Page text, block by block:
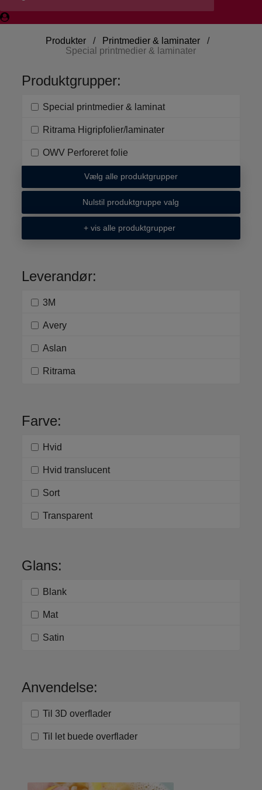
Produkter/ Printmedier & laminater/
Special printmedier & laminater
Produktgrupper:
Special printmedier & laminat
Ritrama Higripfolier/laminater
OWV Perforeret folie
Vælg alle produktgrupper
Nulstil produktgruppe valg
Leverandør:
3M
Avery
Aslan
Ritrama
Farve:
Hvid
Hvid translucent
Sort
Transparent
Glans:
Blank
Mat
Satin
Anvendelse:
Til 3D overflader
Til let buede overflader